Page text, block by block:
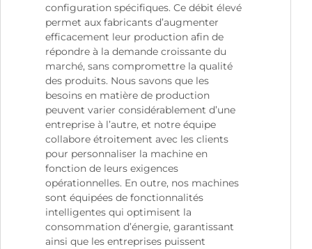
configuration spécifiques. Ce débit élevé
permet aux fabricants d’augmenter
efficacement leur production afin de
répondre à la demande croissante du
marché, sans compromettre la qualité
des produits. Nous savons que les
besoins en matière de production
peuvent varier considérablement d’une
entreprise à l’autre, et notre équipe
collabore étroitement avec les clients
pour personnaliser la machine en
fonction de leurs exigences
opérationnelles. En outre, nos machines
sont équipées de fonctionnalités
intelligentes qui optimisent la
consommation d’énergie, garantissant
ainsi que les entreprises puissent